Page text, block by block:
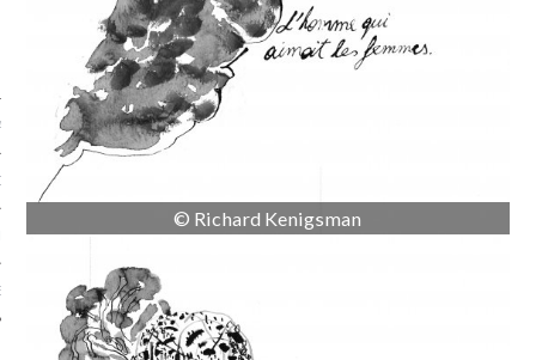
CARAVELLE
PODCAST
© Richard Kenigsman